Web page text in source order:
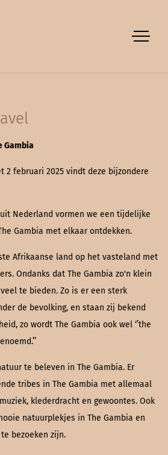
Gambia
2 februari 2025 vindt deze bijzondere
Nederland vormen we een tijdelijke
Gambia met elkaar ontdekken.
Afrikaanse land op het vasteland met
Ondanks dat The Gambia zo'n klein
te bieden. Zo is er een sterk
de bevolking, en staan zij bekend
zo wordt The Gambia ook wel ‘’the
te beleven in The Gambia. Er
tribes in The Gambia met allemaal
klederdracht en gewoontes. Ook
natuurplekjes in The Gambia en
bezoeken zijn.